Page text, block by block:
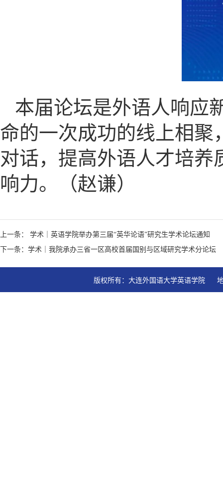
本届论坛是外语人响应
命的一次成功的线上相聚
对话，提高外语人才培
响力。（赵谦）
上一条： 学术｜英语学院举办第三届“英华论语”研究生学术论坛通知
下一条：学术｜我院承办三省一区高校首届国别与区域研究学术分论坛
版权所有：大连外国语大学英语学院